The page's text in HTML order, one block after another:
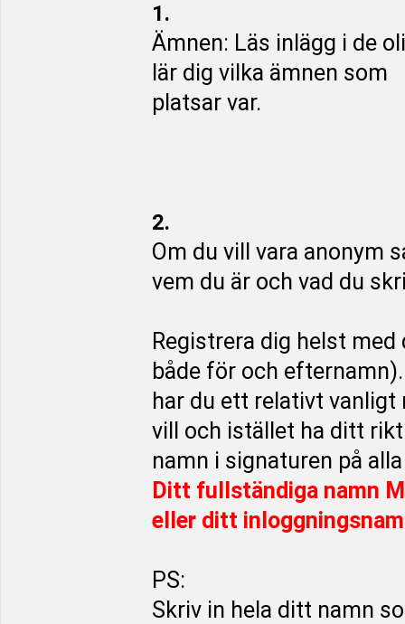
1.
Ämnen: Läs inlägg i de
lär dig vilka ämnen som
platsar var.
2.
Om du vill vara anonym
vem du är och vad du
Registrera dig helst
både för och
har du ett relativt vanligt
vill och istället ha ditt
namn i signaturen på
Ditt fullständiga namn
eller ditt
PS:
Skriv in hela ditt namn